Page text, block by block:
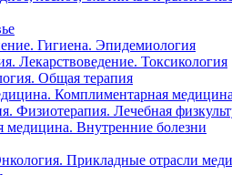
Гигиена. Эпидемиология
Лекарствоведение. Токсикология
Общая терапия
Комплиментарная медицина
Физиотерапия. Лечебная
медицина. Внутренние болезни
Прикладные отрасли